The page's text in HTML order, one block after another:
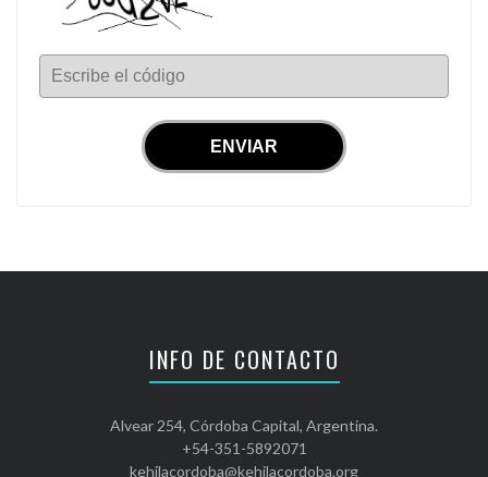
Escribe el código
INFO DE CONTACTO
Alvear 254, Córdoba Capital, Argentina.
+54-351-5892071
kehilacordoba@kehilacordoba.org